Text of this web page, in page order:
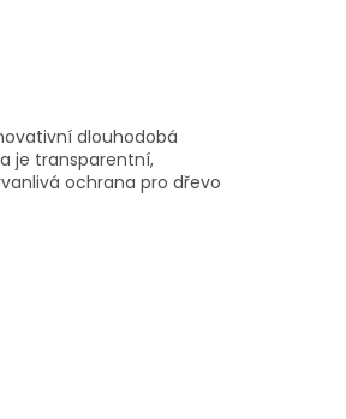
dlouhodobá
je transparentní,
ochrana pro dřevo